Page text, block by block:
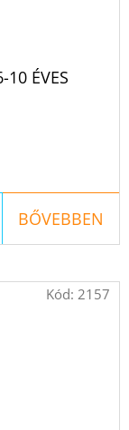
10 ÉVES
BŐVEBBEN
Kód: 2157